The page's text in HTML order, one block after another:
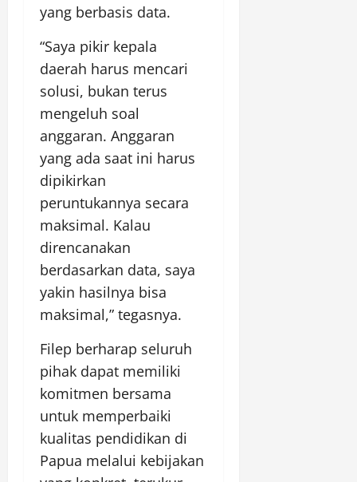
yang berbasis data.
“Saya pikir kepala
daerah harus mencari
solusi, bukan terus
mengeluh soal
anggaran. Anggaran
yang ada saat ini harus
dipikirkan
peruntukannya secara
maksimal. Kalau
direncanakan
berdasarkan data, saya
yakin hasilnya bisa
maksimal,” tegasnya.
Filep berharap seluruh
pihak dapat memiliki
komitmen bersama
untuk memperbaiki
kualitas pendidikan di
Papua melalui kebijakan